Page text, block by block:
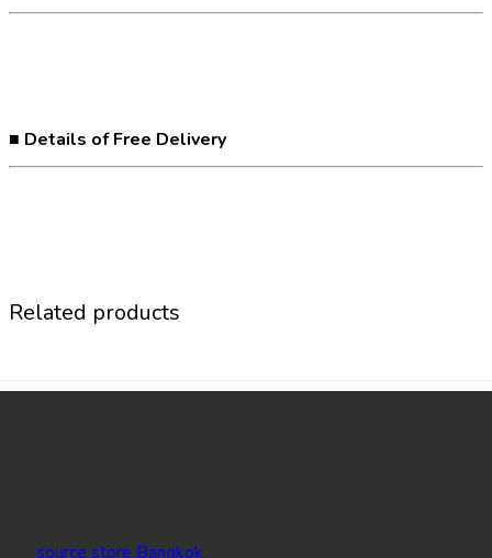
■ Details of Free Delivery
Related products
source store Bangkok